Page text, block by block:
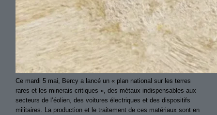
Ce mardi 5 mai, Bercy a lancé un « plan national sur les terres
rares et les minerais critiques », des métaux indispensables aux
secteurs de l’éolien, des voitures électriques et des dispositifs
militaires. La production et le traitement de ces matériaux sont en